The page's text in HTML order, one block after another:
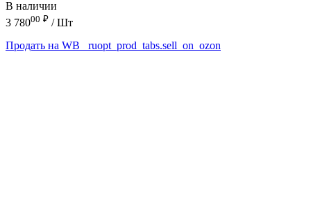
В наличии
3 78000 ₽ / Шт
Продать на WB
_ruopt_prod_tabs.sell_on_ozon